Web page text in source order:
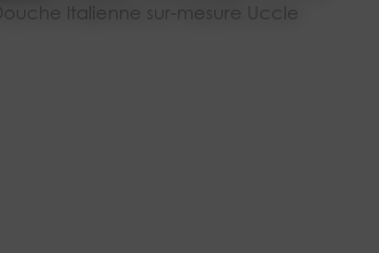
Italienne sur-mesure Uccle